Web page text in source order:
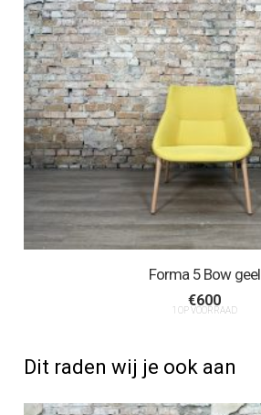
Forma 5 Bow geel
€600
1 OP VOORRAAD
Dit raden wij je ook aan